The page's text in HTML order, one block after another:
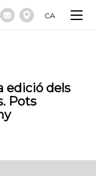
CA
edició dels
Pots